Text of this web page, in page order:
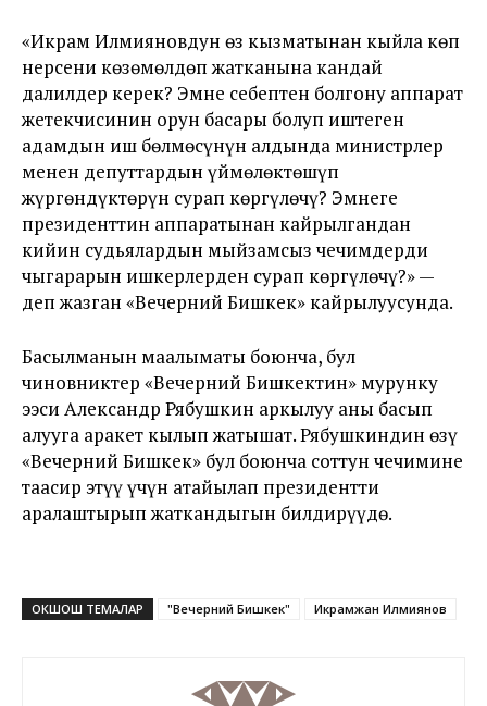
«Икрам Илмияновдун өз кызматынан кыйла көп
нерсени көзөмөлдөп жатканына кандай
далилдер керек? Эмне себептен болгону аппарат
жетекчисинин орун басары болуп иштеген
адамдын иш бөлмөсүнүн алдында министрлер
менен депуттардын үймөлөктөшүп
жүргөндүктөрүн сурап көргүлөчү? Эмнеге
президенттин аппаратынан кайрылгандан
кийин судьялардын мыйзамсыз чечимдерди
чыгарарын ишкерлерден сурап көргүлөчү?» —
деп жазган «Вечерний Бишкек» кайрылуусунда.
Басылманын маалыматы боюнча, бул
чиновниктер «Вечерний Бишкектин» мурунку
ээси Александр Рябушкин аркылуу аны басып
алууга аракет кылып жатышат. Рябушкиндин өзү
«Вечерний Бишкек» бул боюнча соттун чечимине
таасир этүү үчүн атайылап президентти
аралаштырып жаткандыгын билдирүүдө.
ОКШОШ ТЕМАЛАР "Вечерний Бишкек" Икрамжан Илмиянов